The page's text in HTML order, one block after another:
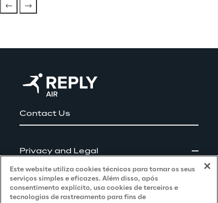
Contact Us
Privacy and Legal
Privacy & Cookie Policy
Privacy Notice(Client - LGPD)
Este website utiliza cookies técnicos para tornar os seus
serviços simples e eficazes. Além disso, após
consentimento explícito, usa cookies de terceiros e
tecnologias de rastreamento para fins de